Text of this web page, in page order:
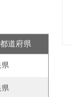
都道府県
県
県